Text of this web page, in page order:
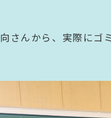
さんから、実際に